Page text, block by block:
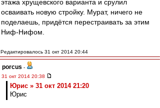
этажа хрущевского варианта и срулил
осваивать новую стройку. Мурат, ничего не
поделаешь, придётся перестраивать за этим
Ниф-Нифом.
Редактировалось 31 окт 2014 20:44
porcus -
31 окт 2014 20:38
Юрис » 31 окт 2014 21:20
Юрис